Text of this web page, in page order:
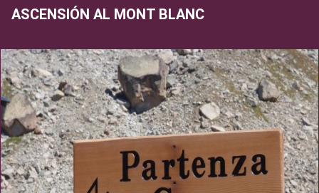
ASCENSIÓN AL MONT BLANC